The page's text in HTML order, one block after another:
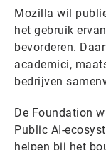
Mozilla wil
het gebruik
bevorderen.
academici,
bedrijven
De Foundation
Public AI-
helpen bij het